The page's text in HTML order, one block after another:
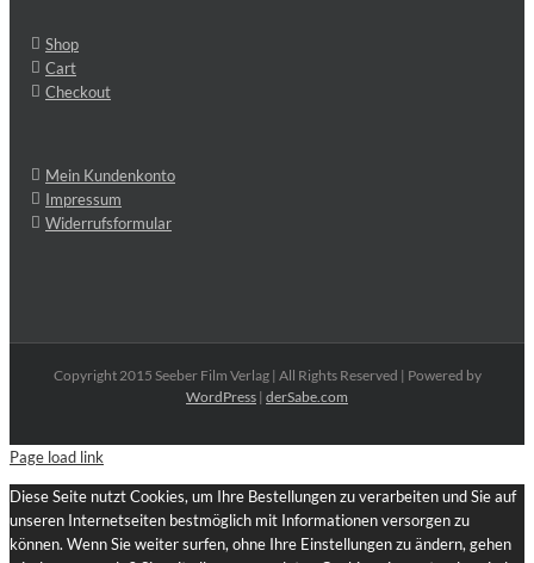
Shop
Cart
Checkout
Mein Kundenkonto
Impressum
Widerrufsformular
Copyright 2015 Seeber Film Verlag | All Rights Reserved | Powered by
WordPress | derSabe.com
Page load link
Diese Seite nutzt Cookies, um Ihre Bestellungen zu verarbeiten und Sie auf
unseren Internetseiten bestmöglich mit Informationen versorgen zu
können. Wenn Sie weiter surfen, ohne Ihre Einstellungen zu ändern, gehen